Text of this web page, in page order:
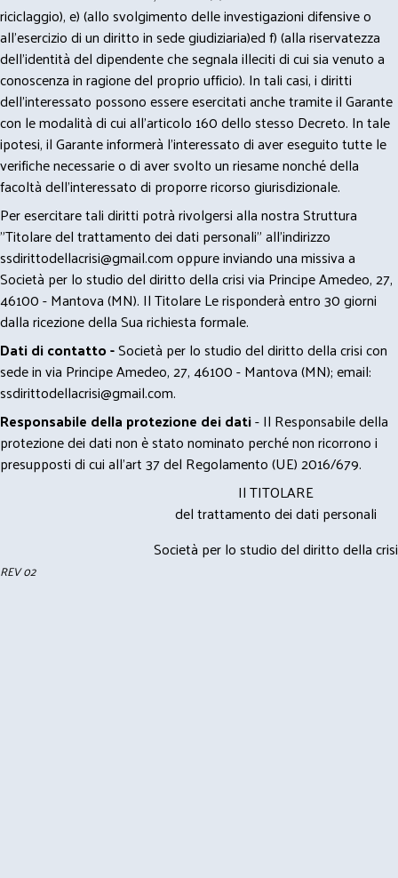
riciclaggio), e) (allo svolgimento delle investigazioni difensive o
all’esercizio di un diritto in sede giudiziaria)ed f) (alla riservatezza
dell’identità del dipendente che segnala illeciti di cui sia venuto a
conoscenza in ragione del proprio ufficio). In tali casi, i diritti
dell’interessato possono essere esercitati anche tramite il Garante
con le modalità di cui all’articolo 160 dello stesso Decreto. In tale
ipotesi, il Garante informerà l’interessato di aver eseguito tutte le
verifiche necessarie o di aver svolto un riesame nonché della
facoltà dell’interessato di proporre ricorso giurisdizionale.
Per esercitare tali diritti potrà rivolgersi alla nostra Struttura
"Titolare del trattamento dei dati personali" all'indirizzo
ssdirittodellacrisi@gmail.comoppure inviando una missiva a
Società per lo studio del diritto della crisi via Principe Amedeo, 27,
46100 - Mantova (MN). Il Titolare Le risponderà entro 30 giorni
dalla ricezione della Sua richiesta formale.
Dati di contatto -Società per lo studio del diritto della crisi con
sede in via Principe Amedeo, 27, 46100 - Mantova (MN); email:
ssdirittodellacrisi@gmail.com.
Responsabile della protezione dei dati- Il Responsabile della
protezione dei dati non è stato nominato perché non ricorrono i
presupposti di cui all’art 37 del Regolamento (UE) 2016/679.
Il TITOLARE
del trattamento dei dati personali
Società per lo studio del diritto della crisi
REV 02